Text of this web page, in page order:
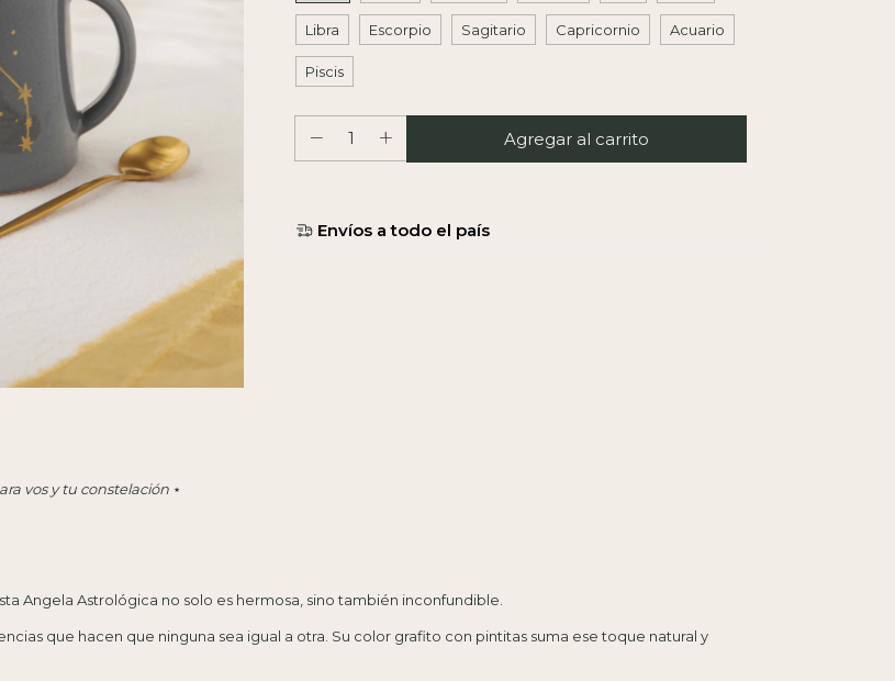
Libra Escorpio Sagitario Capricornio Acuario
Piscis
vos y tu constelación ⋆
Angela Astrológica no solo es hermosa, sino también inconfundible.
que hacen que ninguna sea igual a otra. Su color grafito con pintitas suma ese toque natural y